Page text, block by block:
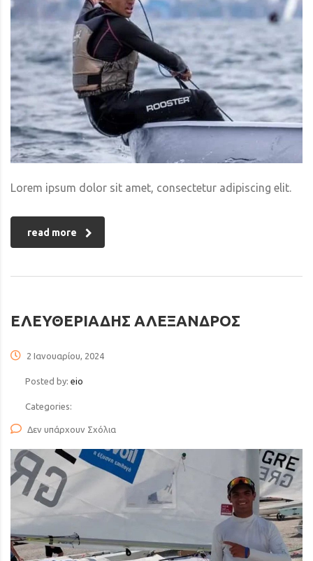
Lorem ipsum dolor sit amet, consectetur adipiscing elit.
read more
ΕΛΕΥΘΕΡΙΑΔΗΣ ΑΛΕΞΑΝΔΡΟΣ
2 Ιανουαρίου, 2024
Posted by: eio
Categories:
Δεν υπάρχουν Σχόλια